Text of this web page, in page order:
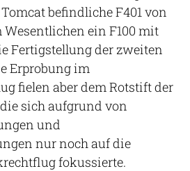
befindliche F401 von
Wesentlichen ein F100 mit
Fertigstellung der zweiten
Erprobung im
fielen aber dem Rotstift der
sich aufgrund von
und
nur noch auf die
fokussierte.